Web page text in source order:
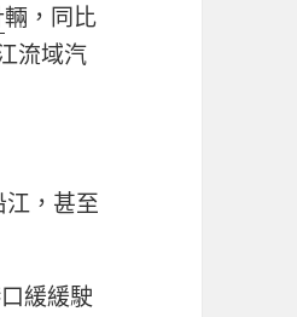
輛，同比
流域汽
，甚至
緩緩駛